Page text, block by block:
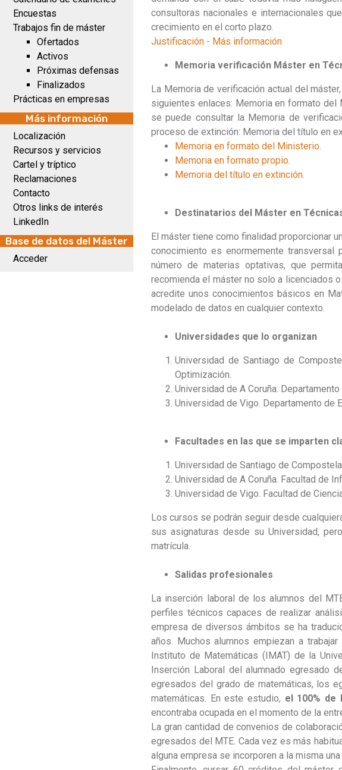
Encuestas
Trabajos fin de máster
Ofertados
Activos
Próximas defensas
Finalizados
Prácticas en empresas
Más información
Localización
Recursos y servicios
Cartel y tríptico
Reclamaciones
Contacto
Otros links de interés
LinkedIn
Base de datos del Máster
Acceder
consultoras nacionales e internacionales
crecimiento en el corto plazo.
Justificación - Más información
Memoria verificación Máster en
La Memoria de verificación actual del
siguientes enlaces: Memoria en formato
se puede consultar la Memoria de
proceso de extinción: Memoria del título en
Memoria en formato del Ministerio.
Memoria en formato propio.
Memoria del título en extinción.
Destinatarios del Máster en
El máster tiene como finalidad proporcionar
conocimiento es enormemente
número de materias optativas, que
recomienda el máster no solo a licenciados
acredite unos conocimientos básicos en
modelado de datos en cualquier contexto.
Universidades que lo organizan
Universidad de Santiago de
Optimización.
Universidad de A Coruña.
Universidad de Vigo. Departamento de
Facultades en las que se imparten
Universidad de Santiago de
Universidad de A Coruña. Facultad de
Universidad de Vigo. Facultad de
Los cursos se podrán seguir desde
sus asignaturas desde su Universidad,
matrícula.
Salidas profesionales
La inserción laboral de los alumnos del
perfiles técnicos capaces de realizar
empresa de diversos ámbitos se ha
años. Muchos alumnos empiezan a
Instituto de Matemáticas (IMAT) de la
Inserción Laboral del alumnado egresado
egresados del grado de matemáticas, los
matemáticas. En este estudio, el 100% de
encontraba ocupada en el momento de la
La gran cantidad de convenios de
egresados del MTE. Cada vez es más
alguna empresa se incorporen a la misma